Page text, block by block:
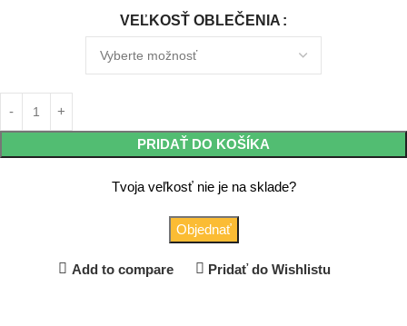
VEĽKOSŤ OBLEČENIA
PRIDAŤ DO KOŠÍKA
Tvoja veľkosť nie je na sklade?
Objednať
Add to compare Pridať do Wishlistu